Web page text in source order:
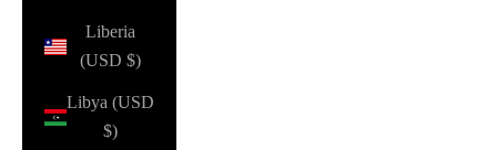
Liberia
(USD $)
Libya (USD
$)